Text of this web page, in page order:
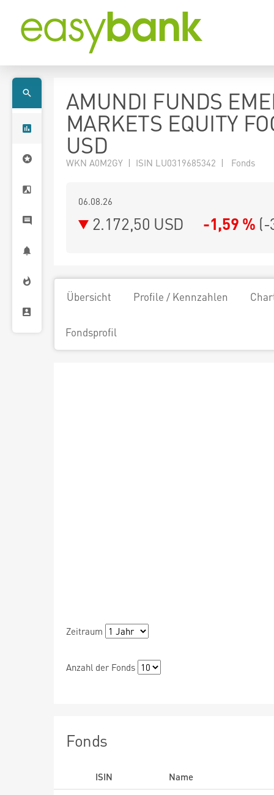
AMUNDI FUNDS
MARKETS EQUITY
USD
WKN A0M2GY | ISIN LU0319685342 | Fonds
06.08.26
2.172,50 USD -1,59 % (-
Übersicht Profile / Kennzahlen
Fondsprofil
Zeitraum
Anzahl der Fonds
Fonds
ISIN
Name